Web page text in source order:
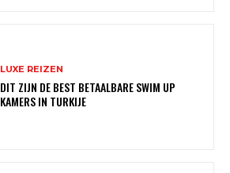
LUXE REIZEN
DIT ZIJN DE BEST BETAALBARE SWIM UP
KAMERS IN TURKIJE